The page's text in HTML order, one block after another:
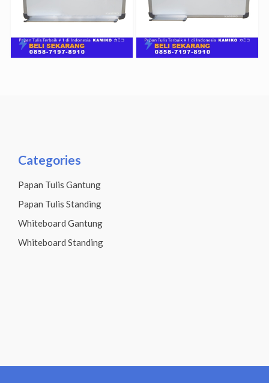
Categories
Papan Tulis Gantung
Papan Tulis Standing
Whiteboard Gantung
Whiteboard Standing